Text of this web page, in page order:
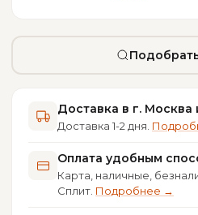
Доставка в г. Москва
Доставка 1-2 дня.
Оплата удобным
Карта, наличные,
Сплит. Подробнее →